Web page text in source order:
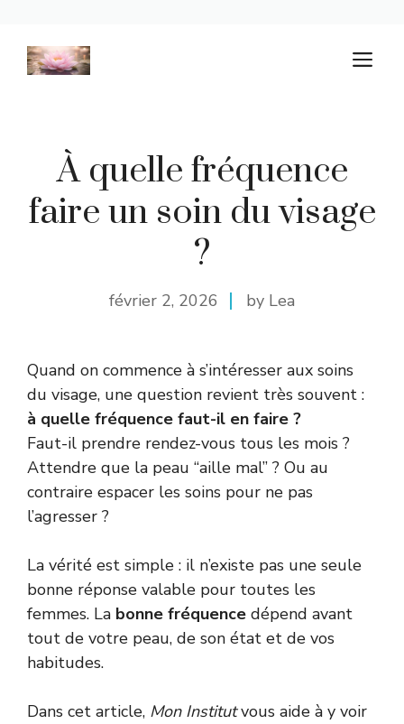
À quelle fréquence
faire un soin du visage
?
février 2, 2026 by Lea
Quand on commence à s’intéresser aux soins
du visage, une question revient très souvent :
à quelle fréquence faut-il en faire ?
Faut-il prendre rendez-vous tous les mois ?
Attendre que la peau “aille mal” ? Ou au
contraire espacer les soins pour ne pas
l’agresser ?
La vérité est simple : il n’existe pas une seule
bonne réponse valable pour toutes les
femmes. La bonne fréquence dépend avant
tout de votre peau, de son état et de vos
habitudes.
Dans cet article, Mon Institutvous aide à y voir